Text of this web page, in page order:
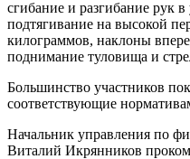
сгибание и разгибание рук
подтягивание на высокой
килограммов, наклоны
поднимание туловища и
Большинство участников
соответствующие
Начальник управления по
Виталий Икрянников